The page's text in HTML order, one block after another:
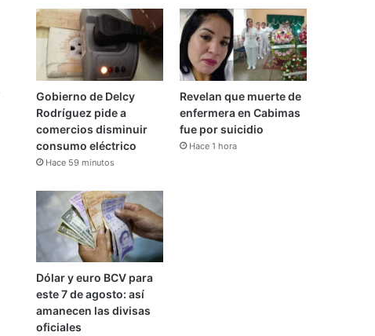
Gobierno de Delcy
Rodríguez pide a
comercios disminuir
consumo eléctrico
Hace 59 minutos
Revelan que muerte de
enfermera en Cabimas
fue por suicidio
Hace 1 hora
Dólar y euro BCV para
este 7 de agosto: así
amanecen las divisas
oficiales